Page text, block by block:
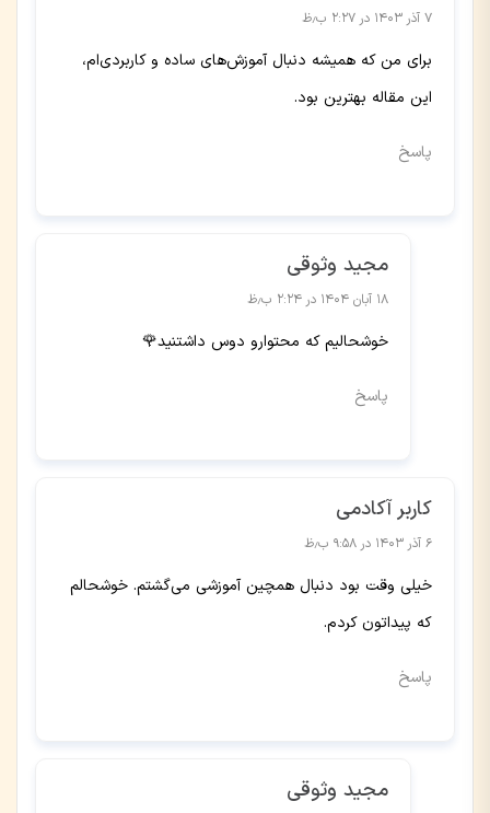
۷ آذر ۱۴۰۳ در ۲:۲۷ ب٫ظ
برای من که همیشه دنبال آموزش‌های ساده و کاربردی‌ام،
این مقاله بهترین بود.
پاسخ
مجید وثوقی
۱۸ آبان ۱۴۰۴ در ۲:۲۴ ب٫ظ
خوشحالیم که محتوارو دوس داشتنید🌹
پاسخ
کاربر آکادمی
۶ آذر ۱۴۰۳ در ۹:۵۸ ب٫ظ
خیلی وقت بود دنبال همچین آموزشی می‌گشتم. خوشحالم
که پیداتون کردم.
پاسخ
مجید وثوقی